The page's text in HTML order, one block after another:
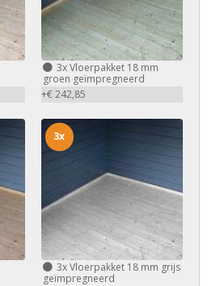
3xVloerpakket 18 mm
groen geïmpregneerd
+€ 242,85
3xVloerpakket 18 mm grijs
geïmpregneerd
3x